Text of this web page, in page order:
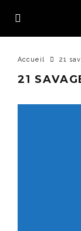
Accueil 21
21